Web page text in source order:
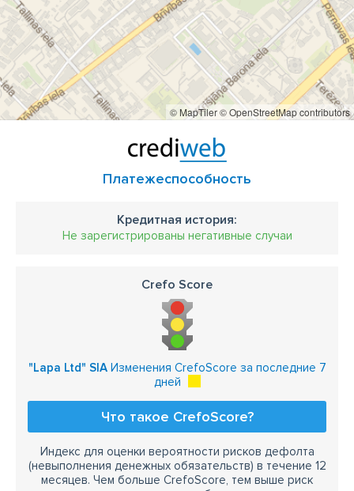
© MapTiler© OpenStreetMap contributors
Платежеспособность
Кредитная история:
Не зарегистрированы негативные случаи
Crefo Score
"Lapa Ltd" SIAИзменения CrefoScore за последние 7
дней
Что такое CrefoScore?
Индекс для оценки вероятности рисков дефолта
(невыполнения денежных обязательств) в течение 12
месяцев. Чем больше CrefoScore, тем выше риск